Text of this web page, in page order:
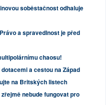
soběstačnost odhaluje
a spravedlnost je před
chaosu!
a cestou na Západ
na Britských listech
nebude fungovat pro